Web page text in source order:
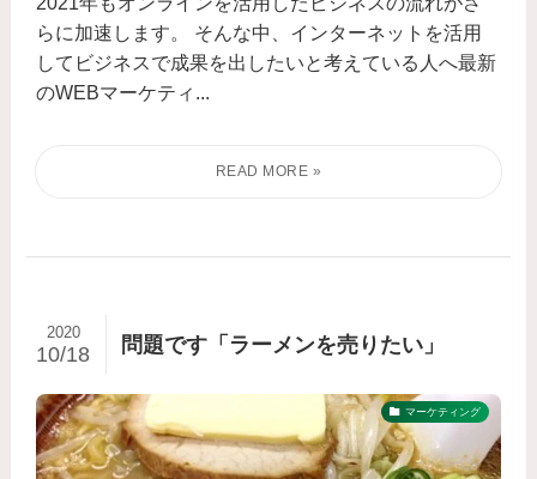
らに加速します。 そんな中、インターネットを活用
してビジネスで成果を出したいと考えている人へ最新
のWEBマーケティ...
問題です「ラーメンを売りたい」
2020
10/18
マーケティング